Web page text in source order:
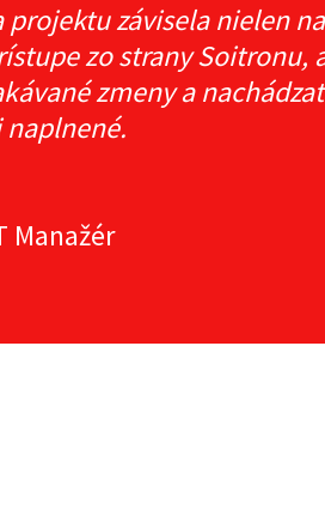
projektu závisela nielen
zo strany Soitronu,
zmeny a
Manažér